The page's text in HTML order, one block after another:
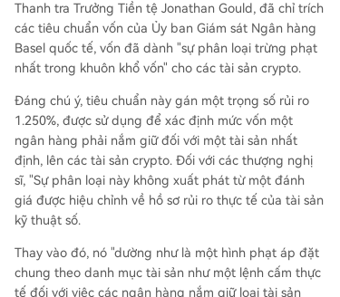
Thanh tra Trưởng Tiền tệ Jonathan Gould, đã chỉ trích
các tiêu chuẩn vốn của Ủy ban Giám sát Ngân hàng
Basel quốc tế, vốn đã dành "sự phân loại trừng phạt
nhất trong khuôn khổ vốn" cho các tài sản crypto.
Đáng chú ý, tiêu chuẩn này gán một trọng số rủi ro
1.250%, được sử dụng để xác định mức vốn một
ngân hàng phải nắm giữ đối với một tài sản nhất
định, lên các tài sản crypto. Đối với các thượng nghị
sĩ, "Sự phân loại này không xuất phát từ một đánh
giá được hiệu chỉnh về hồ sơ rủi ro thực tế của tài sản
kỹ thuật số.
Thay vào đó, nó "dường như là một hình phạt áp đặt
chung theo danh mục tài sản như một lệnh cấm thực
tế đối với việc các ngân hàng nắm giữ loại tài sản